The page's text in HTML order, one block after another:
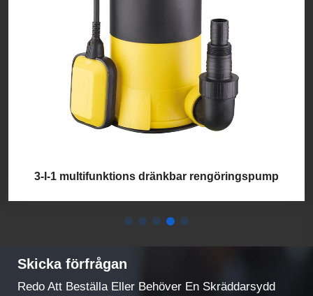
3-I-1 multifunktions dränkbar rengöringspump
Skicka förfrågan
Redo Att Beställa Eller Behöver En Skräddarsydd